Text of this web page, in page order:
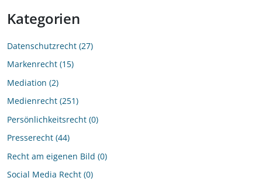
Kategorien
Datenschutzrecht 27
Markenrecht 15
Mediation 2
Medienrecht 251
Persönlichkeitsrecht 0
Presserecht 44
Recht am eigenen Bild 0
Social Media Recht 0